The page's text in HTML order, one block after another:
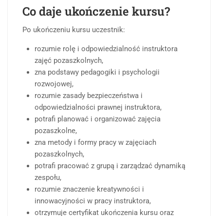
Co daje ukończenie kursu?
Po ukończeniu kursu uczestnik:
rozumie rolę i odpowiedzialność instruktora
zajęć pozaszkolnych,
zna podstawy pedagogiki i psychologii
rozwojowej,
rozumie zasady bezpieczeństwa i
odpowiedzialności prawnej instruktora,
potrafi planować i organizować zajęcia
pozaszkolne,
zna metody i formy pracy w zajęciach
pozaszkolnych,
potrafi pracować z grupą i zarządzać dynamiką
zespołu,
rozumie znaczenie kreatywności i
innowacyjności w pracy instruktora,
otrzymuje certyfikat ukończenia kursu oraz